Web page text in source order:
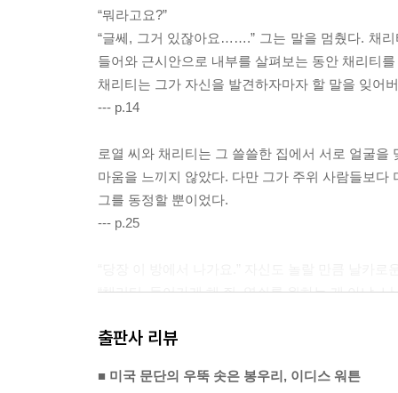
“뭐라고요?”
“글쎄, 그거 있잖아요…….” 그는 말을 멈췄다. 채
들어와 근시안으로 내부를 살펴보는 동안 채리티
채리티는 그가 자신을 발견하자마자 할 말을 잊어
--- p.14
로열 씨와 채리티는 그 쓸쓸한 집에서 서로 얼굴
마움을 느끼지 않았다. 다만 그가 주위 사람들보
그를 동정할 뿐이었다.
--- p.25
“채리티, 들어가게 해 줘. 열쇠를 원하는 게 아냐.
부인의 방이 아니라고요.”
출판사 리뷰
■ 미국 문단의 우뚝 솟은 봉우리, 이디스 워튼